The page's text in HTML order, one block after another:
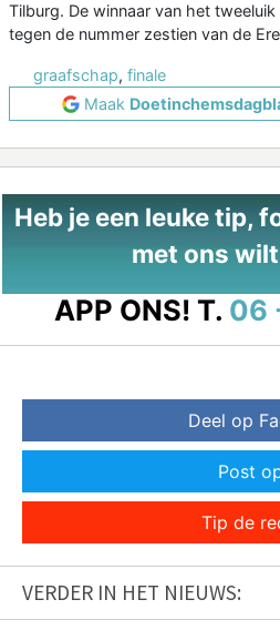
Tilburg. De winnaar van het
tegen de nummer zestien van de
graafschap, finale
Maak
Heb je een leuke tip,
met ons
APP ONS! T. 06
Deel op
Post
Tip de
VERDER IN HET NIEUWS: